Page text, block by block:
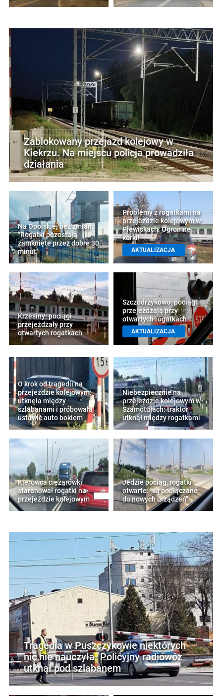
Zablokowany przejazd kolejowy w
Kiekrzu. Na miejscu policja prowadziła
działania
Na Opolskiej bez zmian.
"Rogatki pozostają
zamknięte przez dobre 30
minut"
Problemy z rogatkami na
przejeździe kolejowym w
Plewiskach. Ogromne
korki!
AKTUALIZACJA
Krzesiny: pociągi
przejeżdżały przy
otwartych rogatkach
Szczodrzykowo: pociągi
przejeżdżają przy
otwartych rogatkach
AKTUALIZACJA
O krok od tragedii na
przejeździe kolejowym:
utknęła między
szlabanami i próbowała
ustawić auto bokiem
Niebezpiecznie na
przejeździe kolejowym w
Szamotułach: traktor
utknął między rogatkami
Kierowca ciężarówki
staranował rogatki na
przejeździe kolejowym
Jedzie pociąg, rogatki
otwarte: "są podłączane
do nowych urządzeń"
Tragedia w Puszczykowie niektórych
nic nie nauczyła. Policyjny radiowóz
utknął pod szlabanem